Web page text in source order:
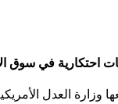
في سوق
وزارة العدل